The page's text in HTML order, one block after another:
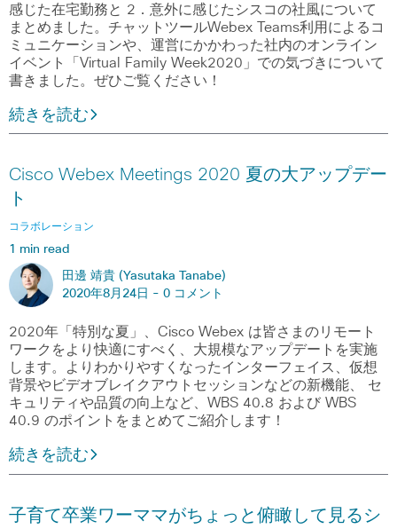
感じた在宅勤務と 2．意外に感じたシスコの社風について
まとめました。チャットツールWebex Teams利用によるコ
ミュニケーションや、運営にかかわった社内のオンライン
イベント「Virtual Family Week2020」での気づきについて
書きました。ぜひご覧ください！
続きを読む
Cisco Webex Meetings 2020 夏の大アップデー
ト
コラボレーション
1 min read
田邊 靖貴 (Yasutaka Tanabe)
2020年8月24日 - 0 コメント
2020年「特別な夏」、Cisco Webex は皆さまのリモート
ワークをより快適にすべく、大規模なアップデートを実施
します。よりわかりやすくなったインターフェイス、仮想
背景やビデオブレイクアウトセッションなどの新機能、 セ
キュリティや品質の向上など、WBS 40.8 および WBS
40.9 のポイントをまとめてご紹介します！
続きを読む
子育て卒業ワーママがちょっと俯瞰して見るシ